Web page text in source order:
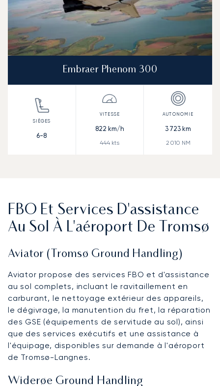
Embraer Phenom 300
6-8
822 km/h
444 kts
3 723 km
2 010 NM
FBO Et Services D'assistance
Au Sol À L'aéroport De Tromsø
Aviator (Tromsø Ground Handling)
Aviator propose des services FBO et d'assistance
au sol complets, incluant le ravitaillement en
carburant, le nettoyage extérieur des appareils,
le dégivrage, la manutention du fret, la réparation
des GSE (équipements de servitude au sol), ainsi
que des services exécutifs et une assistance à
l'équipage, disponibles sur demande à l'aéroport
de Tromsø-Langnes.
Widerøe Ground Handling